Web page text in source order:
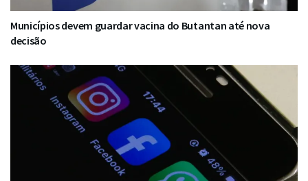
Municípios devem guardar vacina do Butantan até nova
decisão